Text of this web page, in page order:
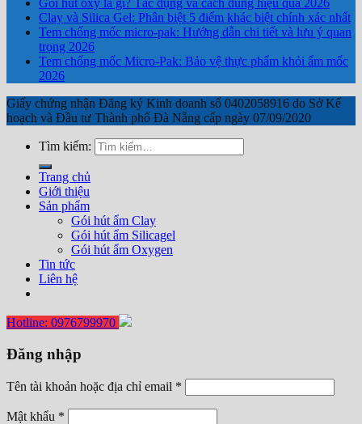
Gói hút oxy là gì? Tác dụng và cách dùng hiệu quả 2026
Clay và Silica Gel: Phân biệt 5 điểm khác biệt chính xác nhất
Tem chống mốc micro-pak: Hướng dẫn chi tiết và lưu ý quan
trọng 2026
Tem chống mốc Micro-Pak: Bảo vệ thực phẩm khỏi ẩm mốc
2026
Giấy chứng nhận Đăng ký Kinh doanh số 0402058916 do Sở Kế
hoạch và Đầu tư Thành phố Đà Nẵng cấp ngày 07/09/2020
Tìm kiếm:
Trang chủ
Giới thiệu
Sản phẩm
Gói hút ẩm Clay
Gói hút ẩm Silicagel
Gói hút ẩm Oxygen
Tin tức
Liên hệ
Hotline: 0976799970
Đăng nhập
Tên tài khoản hoặc địa chỉ email *
Mật khẩu *